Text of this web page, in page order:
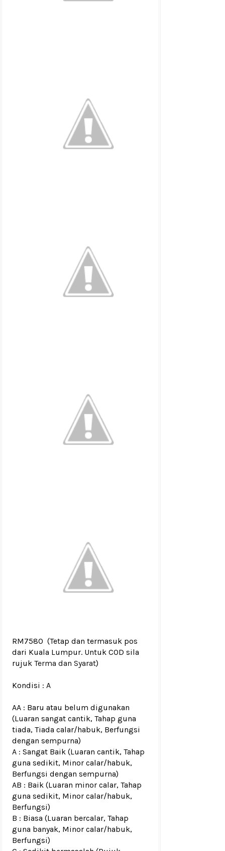
RM7580 (Tetap dan termasuk pos
dari Kuala Lumpur. Untuk COD sila
rujuk Terma dan Syarat)
Kondisi : A
AA : Baru atau belum digunakan
(Luaran sangat cantik, Tahap guna
tiada, Tiada calar/habuk, Berfungsi
dengan sempurna)
A : Sangat Baik (Luaran cantik, Tahap
guna sedikit, Minor calar/habuk,
Berfungsi dengan sempurna)
AB : Baik (Luaran minor calar, Tahap
guna sedikit, Minor calar/habuk,
Berfungsi)
B : Biasa (Luaran bercalar, Tahap
guna banyak, Minor calar/habuk,
Berfungsi)